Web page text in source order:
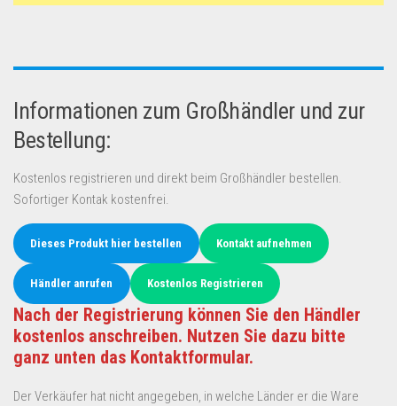
Informationen zum Großhändler und zur
Bestellung:
Kostenlos registrieren und direkt beim Großhändler bestellen.
Sofortiger Kontak kostenfrei.
Dieses Produkt hier bestellen Kontakt aufnehmen
Händler anrufen Kostenlos Registrieren
Nach der Registrierung können Sie den Händler
kostenlos anschreiben. Nutzen Sie dazu bitte
ganz unten das Kontaktformular.
Der Verkäufer hat nicht angegeben, in welche Länder er die Ware